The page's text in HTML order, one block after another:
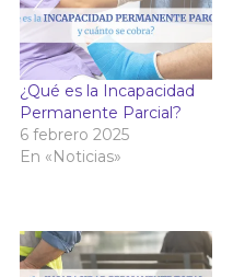
¿Qué es la Incapacidad
Permanente Parcial?
6 febrero 2025
En «Noticias»